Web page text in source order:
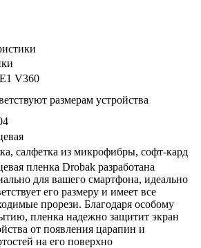
V360
размерам устройства
салфетка из микрофибры, софт-кард
пленка Drobak разработана
для вашего смартфона, идеально
его размеру и имеет все
прорези. Благодаря особому
пленка надежно защитит экран
от появления царапин и
на его поверхно